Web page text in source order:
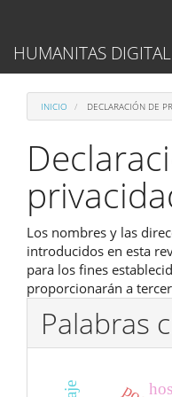
Contenido
principal
lateral
HUMANITAS DIGITAL
INICIO DECLARACIÓN DE
Los nombres y las
introducidos en esta
para los fines
proporcionarán a
Palabras